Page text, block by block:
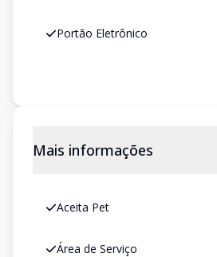
Portão Eletrônico
Mais informações
Aceita Pet
Área de Serviço